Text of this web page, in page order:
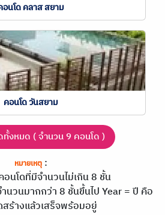
อนโด คลาส สยาม
คอนโด วันสยาม
งหมด ( จำนวน 9 คอนโด )
หมายเหตุ:
นโดที่มีจำนวนไม่เกิน 8 ชั้น
นวนมากกว่า 8 ชั้นขึ้นไปYear = ปี คือ
ร้างแล้วเสร็จพร้อมอยู่